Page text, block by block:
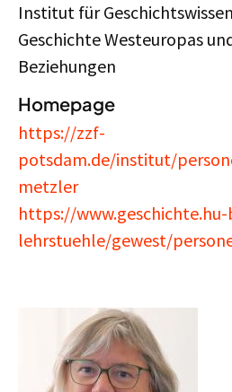
Institut für
Geschichte Westeuropas
Beziehungen
Homepage
https://zzf-
potsdam.de/institut/
metzler
https://
lehrstuehle/gewest/